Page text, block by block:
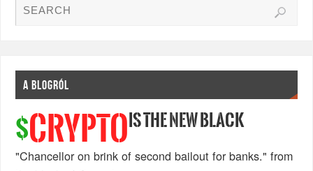
A BLOGRÓL
$CRYPTO IS THE NEW BLACK
"Chancellor on brink of second bailout for banks." from